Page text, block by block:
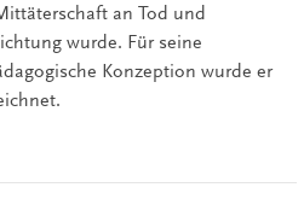
an Tod und
wurde. Für seine
Konzeption wurde er